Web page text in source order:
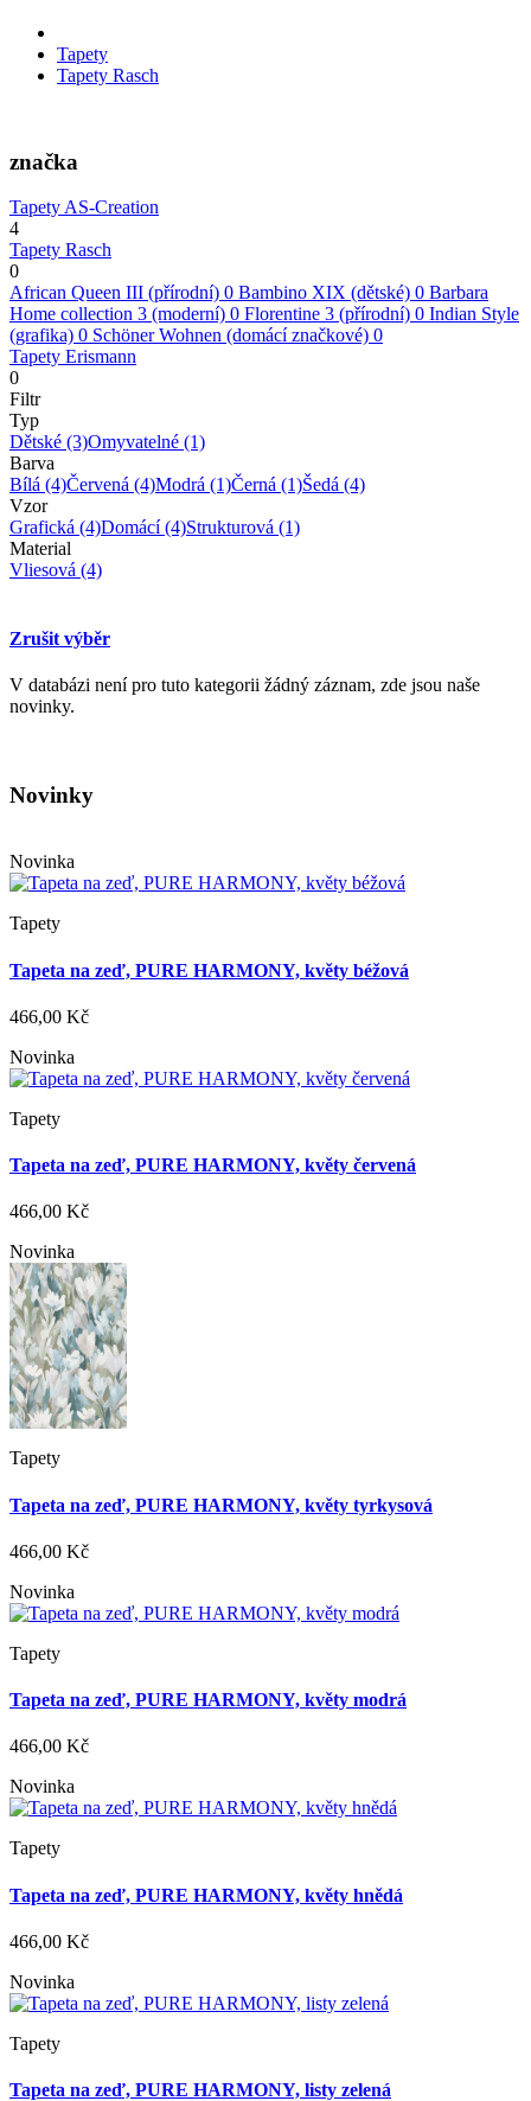
Tapety
Tapety Rasch
značka
Tapety AS-Creation
4
Tapety Rasch
0
African Queen III (přírodní) 0 Bambino XIX (dětské) 0 Barbara
Home collection 3 (moderní) 0 Florentine 3 (přírodní) 0 Indian Style
(grafika) 0 Schöner Wohnen (domácí značkové) 0
Tapety Erismann
0
Filtr
Typ
Dětské (3)Omyvatelné (1)
Barva
Bílá (4)Červená (4)Modrá (1)Černá (1)Šedá (4)
Vzor
Grafická (4)Domácí(4)Strukturová (1)
Material
Vliesová (4)
Zrušit výběr
V databázi není pro tuto kategorii žádný záznam, zde jsou naše
novinky.
Novinky
Novinka
Tapety
Tapeta na zeď, PURE HARMONY, květy béžová
466,00 Kč
Novinka
Tapety
Tapeta na zeď, PURE HARMONY, květy červená
466,00 Kč
Novinka
Tapety
Tapeta na zeď, PURE HARMONY, květy tyrkysová
466,00 Kč
Novinka
Tapety
Tapeta na zeď, PURE HARMONY, květy modrá
466,00 Kč
Novinka
Tapety
Tapeta na zeď, PURE HARMONY, květy hnědá
466,00 Kč
Novinka
Tapety
Tapeta na zeď, PURE HARMONY, listy zelená